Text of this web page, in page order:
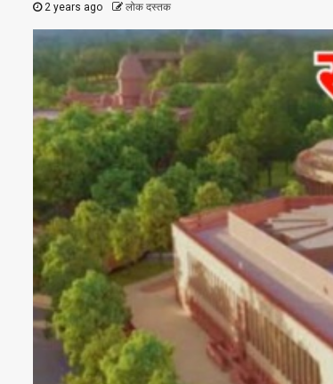
2 years ago लोक दस्तक